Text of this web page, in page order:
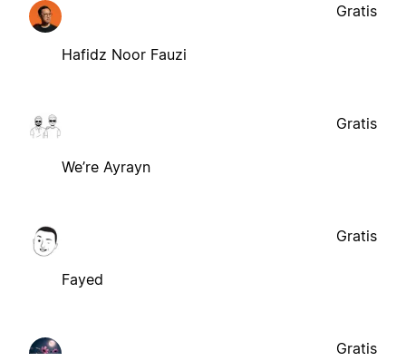
Hafidz Noor Fauzi
Gratis
We’re Ayrayn
Gratis
Fayed
Gratis
Gratis